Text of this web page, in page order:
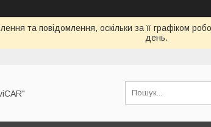
та повідомлення, оскільки за її графіком
день.